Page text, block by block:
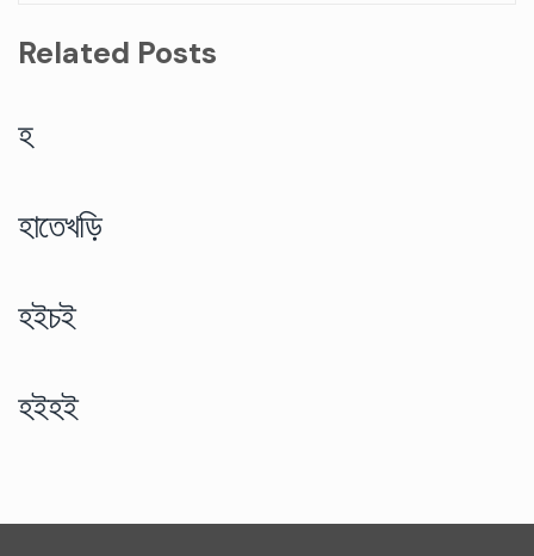
Related Posts
হ
হাতেখড়ি
হইচই
হইহই